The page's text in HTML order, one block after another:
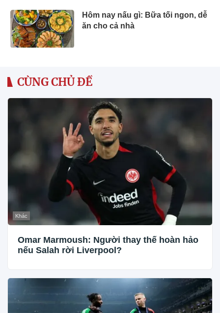
Hôm nay nấu gì: Bữa tối ngon, dễ
ăn cho cả nhà
CÙNG CHỦ ĐỀ
Khác
Omar Marmoush: Người thay thế hoàn hảo
nếu Salah rời Liverpool?